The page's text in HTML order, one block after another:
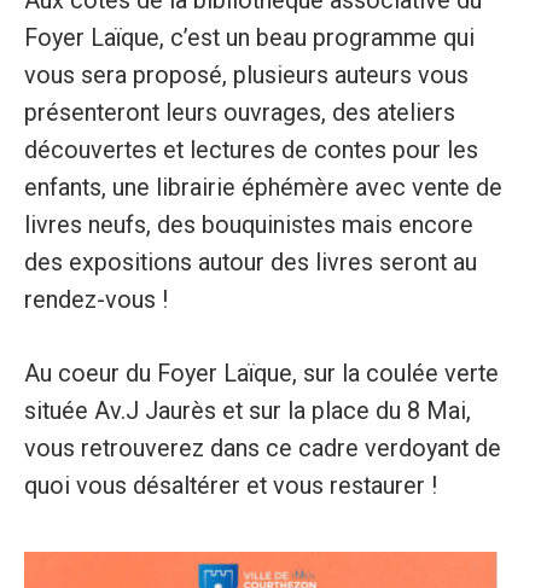
Foyer Laïque, c’est un beau programme qui
vous sera proposé, plusieurs auteurs vous
présenteront leurs ouvrages, des ateliers
découvertes et lectures de contes pour les
enfants, une librairie éphémère avec vente de
livres neufs, des bouquinistes mais encore
des expositions autour des livres seront au
rendez-vous !
Au coeur du Foyer Laïque, sur la coulée verte
située Av.J Jaurès et sur la place du 8 Mai,
vous retrouverez dans ce cadre verdoyant de
quoi vous désaltérer et vous restaurer !